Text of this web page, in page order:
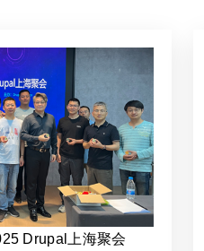
Drupal上海聚会